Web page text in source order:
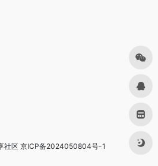
社区 京ICP备2024050804号-1